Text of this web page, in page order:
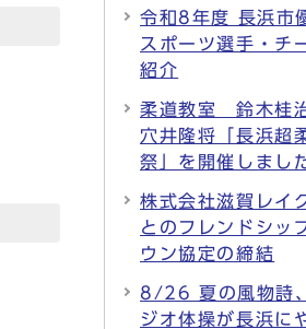
令和8年度 長浜市
スポーツ選手・チ
紹介
柔道教室 鈴木桂
穴井隆将「長浜超
祭」を開催しまし
株式会社滋賀レイ
とのフレンドシッ
ウン協定の締結
8/26 夏の風物詩
ジオ体操が長浜に